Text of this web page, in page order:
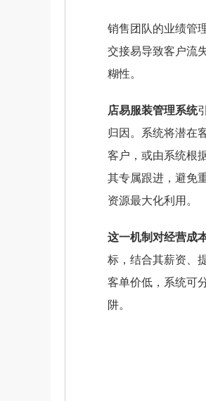
销售团队的业绩管
交接易导致客户流
糊性。
店易服装管理系统
归因。系统将潜在
客户，或由系统根
其专属跟进，避免
资源最大化利用。
这一机制对经营成
标，结合其薪资、
客单价低，系统可
阱。